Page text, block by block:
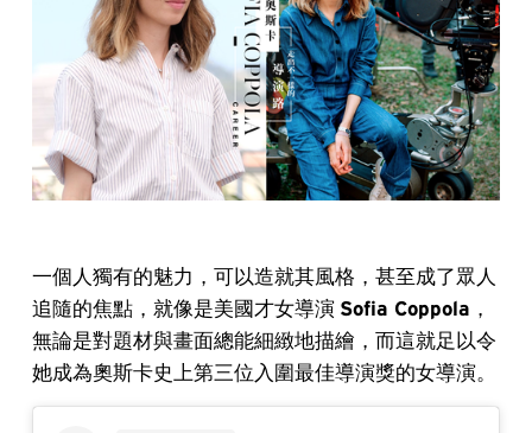
一個人獨有的魅力，可以造就其風格，甚至成了眾人
追隨的焦點，就像是美國才女導演 Sofia Coppola
無論是對題材與畫面總能細緻地描繪，而這就足以令
她成為奧斯卡史上第三位入圍最佳導演獎的女導演。